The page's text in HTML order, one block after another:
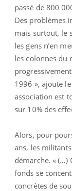
passé de 800
Des problèmes
mais surtout, le
les gens n’en
les colonnes du
1996 », ajoute
association est
sur 10% des
Alors, pour
ans, les
démarche. « (…)
fonds se
concrètes de